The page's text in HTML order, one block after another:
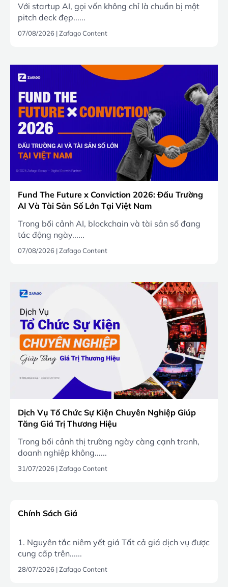
Với startup AI, gọi vốn không chỉ là chuẩn bị một
pitch deck đẹp......
07/08/2026 |Zafago Content
Fund The Future x Conviction 2026: Đấu Trường
AI Và Tài Sản Số Lớn Tại Việt Nam
Trong bối cảnh AI, blockchain và tài sản số đang
tác động ngày......
07/08/2026 |Zafago Content
Dịch Vụ Tổ Chức Sự Kiện Chuyên Nghiệp Giúp
Tăng Giá Trị Thương Hiệu
Trong bối cảnh thị trường ngày càng cạnh tranh,
doanh nghiệp không......
31/07/2026 |Zafago Content
Chính Sách Giá
1. Nguyên tắc niêm yết giá Tất cả giá dịch vụ được
cung cấp trên......
28/07/2026 |Zafago Content